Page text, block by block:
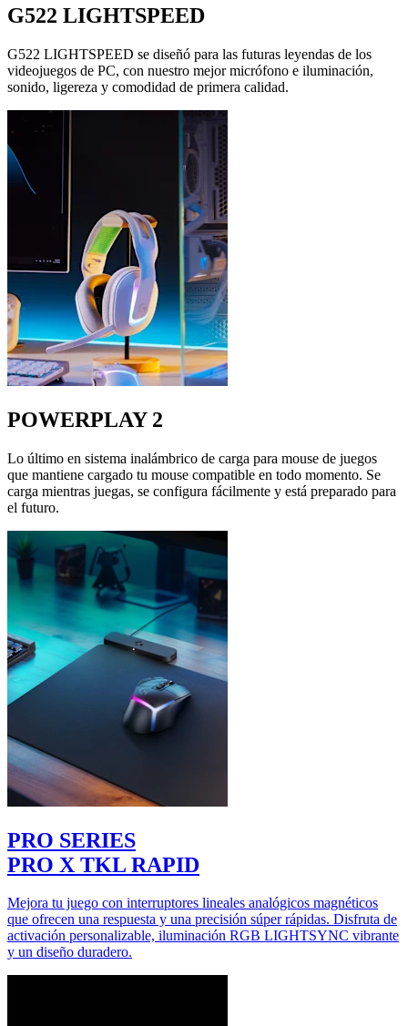
G522 LIGHTSPEED
G522 LIGHTSPEED se diseñó para las futuras leyendas de los
videojuegos de PC, con nuestro mejor micrófono e iluminación,
sonido, ligereza y comodidad de primera calidad.
POWERPLAY 2
Lo último en sistema inalámbrico de carga para mouse de juegos
que mantiene cargado tu mouse compatible en todo momento. Se
carga mientras juegas, se configura fácilmente y está preparado para
el futuro.
PRO SERIES
PRO X TKL RAPID
Mejora tu juego con interruptores lineales analógicos magnéticos
que ofrecen una respuesta y una precisión súper rápidas. Disfruta de
activación personalizable, iluminación RGB LIGHTSYNC vibrante
y un diseño duradero.